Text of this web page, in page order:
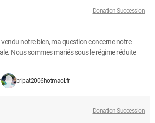
Donation-Succession
notre bien, ma question concerne notre
Nous sommes mariés sous le régime réduite
bripat2006hotmaol.fr
Donation-Succession